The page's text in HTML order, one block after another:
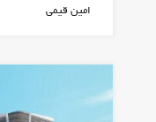
امین قیمی